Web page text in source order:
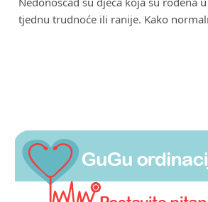
tjednu trudnoće ili ranije. Kako